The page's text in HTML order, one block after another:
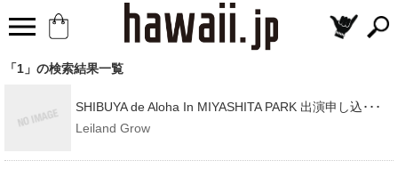
「1」の検索結果一覧
SHIBUYA de Aloha In MIYASHITA PARK 出演申し込･･･
Leiland Grow